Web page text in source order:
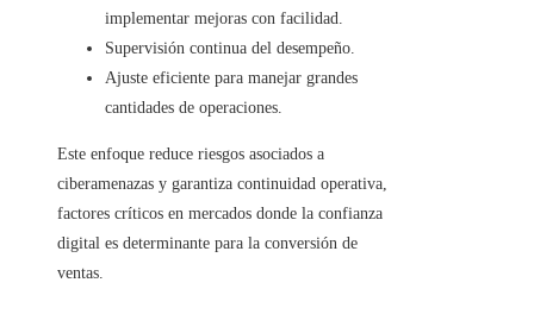
implementar mejoras con facilidad.
Supervisión continua del desempeño.
Ajuste eficiente para manejar grandes
cantidades de operaciones.
Este enfoque reduce riesgos asociados a
ciberamenazas y garantiza continuidad operativa,
factores críticos en mercados donde la confianza
digital es determinante para la conversión de
ventas.